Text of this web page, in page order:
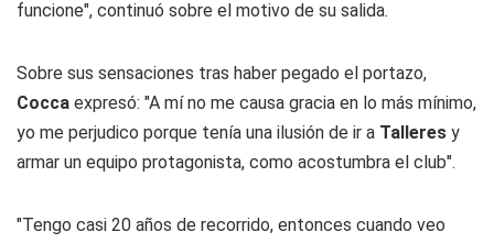
funcione", continuó sobre el motivo de su salida.
Sobre sus sensaciones tras haber pegado el portazo,
Cocca expresó: "A mí no me causa gracia en lo más mínimo,
yo me perjudico porque tenía una ilusión de ir a Talleres y
armar un equipo protagonista, como acostumbra el club".
"Tengo casi 20 años de recorrido, entonces cuando veo